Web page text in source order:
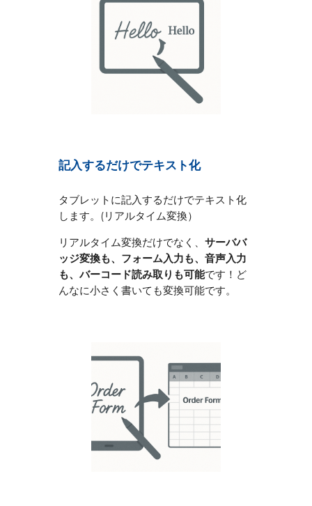
記入するだけでテキスト化
タブレットに記入するだけでテキスト化
します。(リアルタイム変換）
リアルタイム変換だけでなく、サーババ
ッジ変換も、フォーム入力も、音声入力
も、バーコード読み取りも可能です！ど
んなに小さく書いても変換可能です。